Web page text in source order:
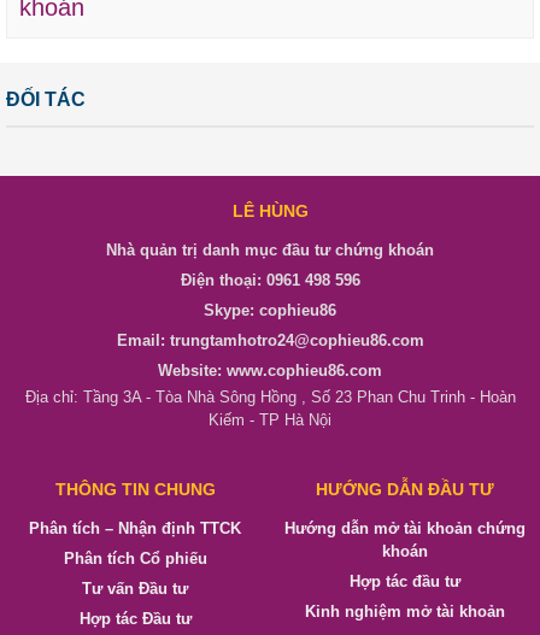
khoán
ĐỐI TÁC
LÊ HÙNG
Nhà quản trị danh mục đầu tư chứng khoán
Điện thoại: 0961 498 596
Skype: cophieu86
Email: trungtamhotro24@cophieu86.com
Website: www.cophieu86.com
Địa chỉ: Tầng 3A - Tòa Nhà Sông Hồng , Số 23 Phan Chu Trinh - Hoàn
Kiếm - TP Hà Nội
THÔNG TIN CHUNG
Phân tích – Nhận định TTCK
Phân tích Cổ phiếu
Tư vấn Đầu tư
Hợp tác Đầu tư
HƯỚNG DẪN ĐẦU TƯ
Hướng dẫn mở tài khoản chứng
khoán
Hợp tác đầu tư
Kinh nghiệm mở tài khoản